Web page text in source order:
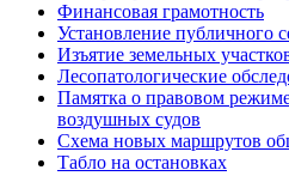
Финансовая грамотность
Установление публичного
Изъятие земельных
Лесопатологические
Памятка о правовом
воздушных судов
Схема новых маршрутов
Табло на остановках